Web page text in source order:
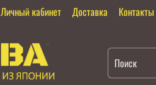
Личный кабинет Доставка Контакты